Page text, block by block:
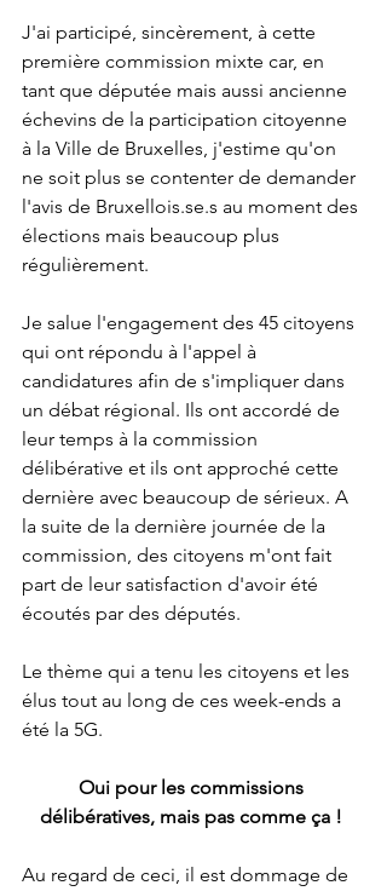
J'ai participé, sincèrement, à cette
première commission mixte car, en
tant que députée mais aussi ancienne
échevins de la participation citoyenne
à la Ville de Bruxelles, j'estime qu'on
ne soit plus se contenter de demander
l'avis de Bruxellois.se.s au moment des
élections mais beaucoup plus
régulièrement.
Je salue l'engagement des 45 citoyens
qui ont répondu à l'appel à
candidatures afin de s'impliquer dans
un débat régional. Ils ont accordé de
leur temps à la commission
délibérative et ils ont approché cette
dernière avec beaucoup de sérieux. A
la suite de la dernière journée de la
commission, des citoyens m'ont fait
part de leur satisfaction d'avoir été
écoutés par des députés.
Le thème qui a tenu les citoyens et les
élus tout au long de ces week-ends a
été la 5G.
Oui pour les commissions
délibératives, mais pas comme ça !
Au regard de ceci, il est dommage de